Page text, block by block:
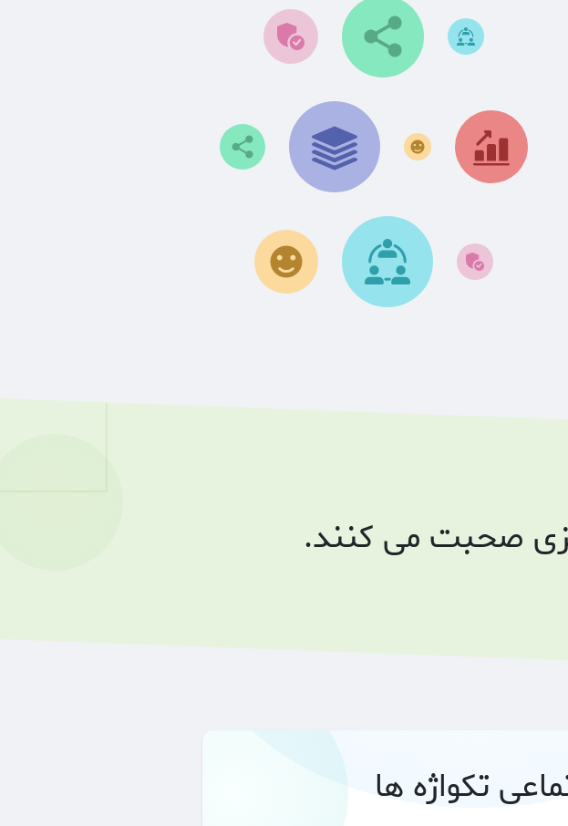
صحبت می کنند.
تکواژه ها